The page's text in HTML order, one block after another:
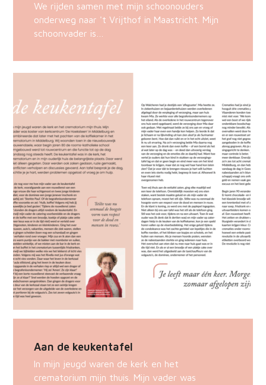
We rijden samen met mijn schoonouders
onderweg naar 't Vrijthof in Maastricht. Mijn
schoonvader is…
Aan de keukentafel
In mijn jeugd waren de kerk en het
crematorium mijn thuis. Mijn vader was